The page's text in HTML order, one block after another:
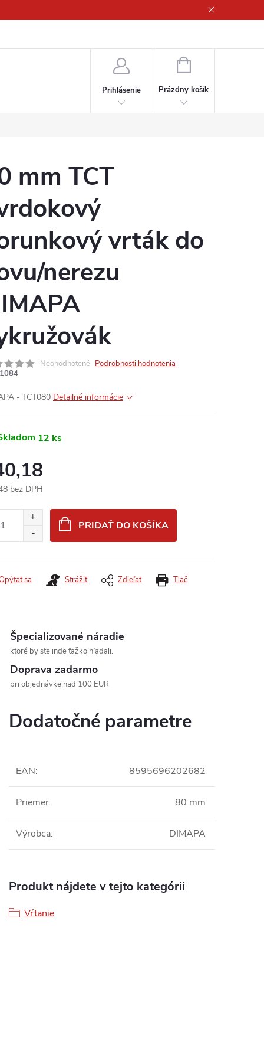
Prihlásenie
NÁKUPNÝ
Prázdny košík
mm TCT
vrták do
nerezu
Neohodnotené Podrobnosti hodnotenia
1084
- TCT080 Detailné informácie
12 ks
bez DPH
PRIDAŤ DO KOŠÍKA
Tlač
sa Strážiť Zdieľať
Špecializované náradie
ktoré by ste inde ťažko hľadali.
Doprava zadarmo
pri objednávke nad 100 EUR
Dodatočné parametre
EAN: 8595696202682
Priemer: 80 mm
Výrobca: DIMAPA
Produkt nájdete v tejto kategórii
Vŕtanie